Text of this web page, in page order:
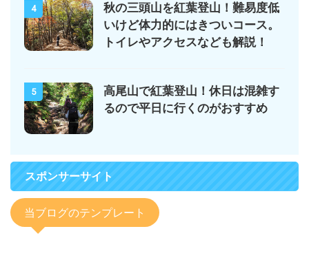
4
秋の三頭山を紅葉登山！難易度低
いけど体力的にはきついコース。
トイレやアクセスなども解説！
5
高尾山で紅葉登山！休日は混雑す
るので平日に行くのがおすすめ
スポンサーサイト
当ブログのテンプレート